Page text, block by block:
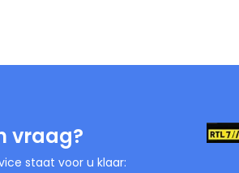
vraag?
staat voor u klaar: